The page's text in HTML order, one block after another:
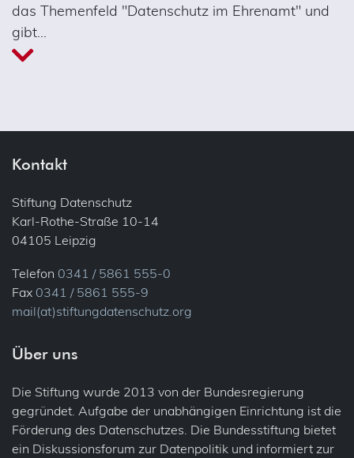
das Themenfeld "Datenschutz im Ehrenamt" und
gibt…
Kontakt
Stiftung Datenschutz
Karl-Rothe-Straße 10-14
04105 Leipzig
Telefon 0341 / 5861 555-0
Fax 0341 / 5861 555-9
mail(at)stiftungdatenschutz.org
Über uns
Die Stiftung wurde 2013 von der Bundesregierung
gegründet. Aufgabe der unabhängigen Einrichtung ist die
Förderung des Datenschutzes. Die Bundesstiftung bietet
ein Diskussionsforum zur Datenpolitik und informiert zur